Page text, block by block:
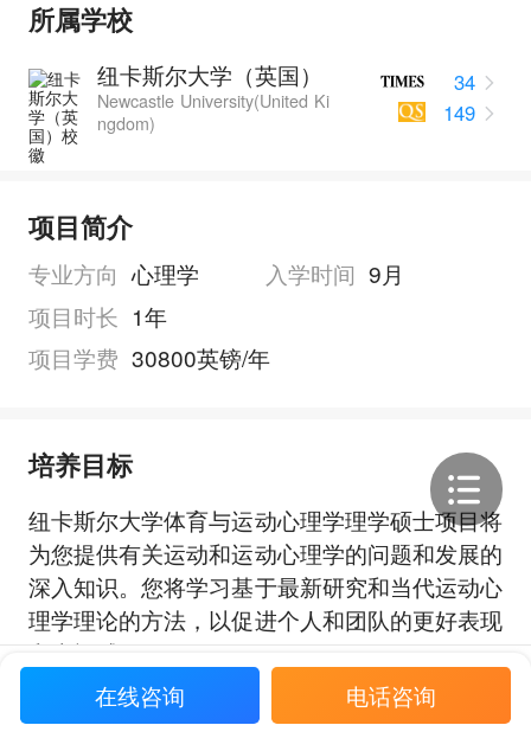
所属学校
纽卡斯尔大学（英国）
Newcastle University(United Ki
ngdom)
34
149
项目简介
专业方向 心理学 入学时间 9月
项目时长 1年
项目学费 30800英镑/年
培养目标
纽卡斯尔大学体育与运动心理学理学硕士项目将
为您提供有关运动和运动心理学的问题和发展的
深入知识。您将学习基于最新研究和当代运动心
理学理论的方法，以促进个人和团队的更好表现
和幸福感。
展开全部
在线咨询 电话咨询